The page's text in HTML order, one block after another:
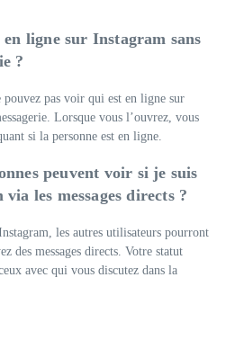
ligne sur Instagram sans
?
pouvez pas voir qui est en ligne sur
Lorsque vous l’ouvrez, vous
si la personne est en ligne.
peuvent voir si je suis
les messages directs ?
les autres utilisateurs pourront
des messages directs. Votre statut
avec qui vous discutez dans la